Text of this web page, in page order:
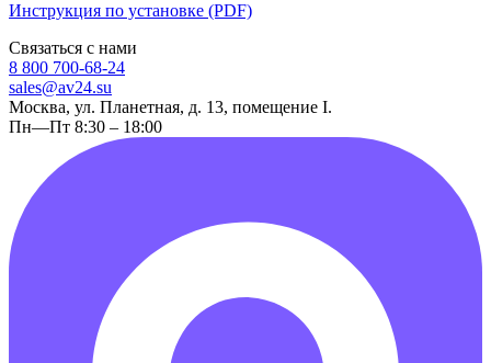
Инструкция по установке (PDF)
Связаться с нами
8 800 700-68-24
sales@av24.su
Москва, ул. Планетная, д. 13, помещение I.
Пн—Пт 8:30 – 18:00